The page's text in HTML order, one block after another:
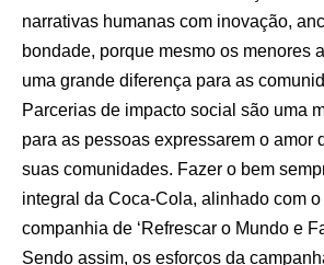
narrativas humanas com inovação,
bondade, porque mesmo os menores
uma grande diferença para as
Parcerias de impacto social são uma
para as pessoas expressarem o amor
suas comunidades. Fazer o bem
integral da Coca-Cola, alinhado com
companhia de ‘Refrescar o Mundo e
Sendo assim, os esforços da